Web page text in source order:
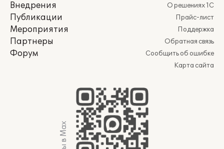
Внедрения
Публикации
Мероприятия
Партнеры
Форум
О решениях 1С
Прайс-лист
Поддержка
Обратная связь
Сообщить об ошибке
Карта сайта
Мы в Max